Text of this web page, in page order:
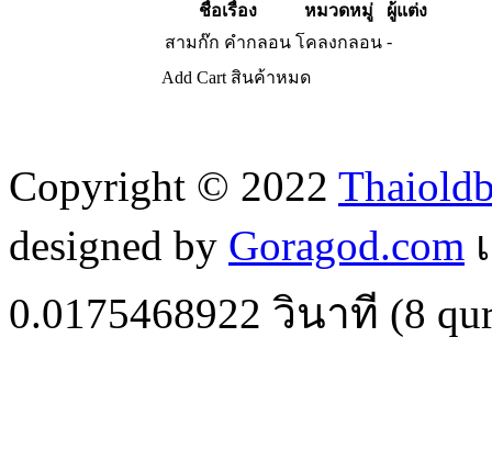
ชื่อเรื่อง
หมวดหมู่
ผู้แต่ง
สามก๊ก คำกลอน โคลงกลอน -
Add Cart สินค้าหมด
Copyright © 2022
designed by Goragod.com
0.0175468922 วินาที (8